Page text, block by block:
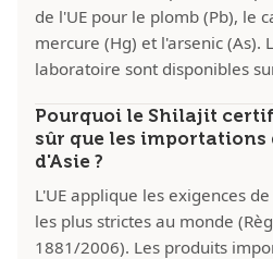
de l'UE pour le plomb (Pb), le
mercure (Hg) et l'arsenic (As).
laboratoire sont disponibles
Pourquoi le Shilajit
sûr que les importations
d'Asie ?
L'UE applique les exigences
les plus strictes au monde
1881/2006). Les produits